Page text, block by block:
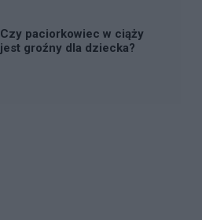
Czy paciorkowiec w ciąży
jest groźny dla dziecka?